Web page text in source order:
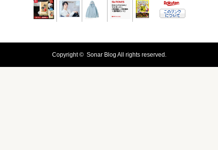
Copyright © Sonar Blog All rights reserved.